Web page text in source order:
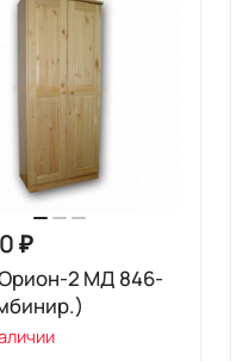
₽
2 МД 846-